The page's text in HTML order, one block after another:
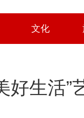
文化
好生活